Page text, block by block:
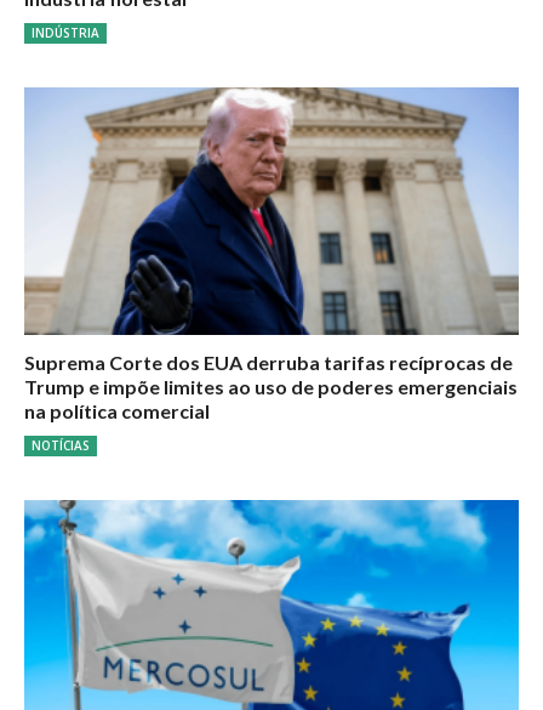
INDÚSTRIA
Suprema Corte dos EUA derruba tarifas recíprocas de
Trump e impõe limites ao uso de poderes emergenciais
na política comercial
NOTÍCIAS